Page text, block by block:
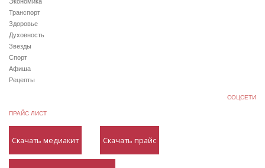
Транспорт
Здоровье
Духовность
Звезды
Спорт
Афиша
Рецепты
СОЦСЕТИ
ПРАЙС ЛИСТ
Скачать медиакит Скачать прайс